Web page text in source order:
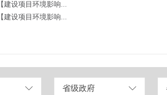
【建设项目环境影响...
【建设项目环境影响...
省级政府